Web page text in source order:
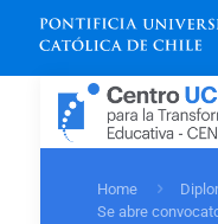
Home
Se abre